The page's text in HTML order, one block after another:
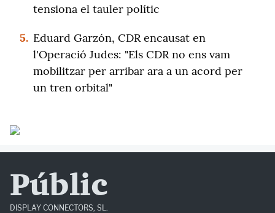
tensiona el tauler polític
5. Eduard Garzón, CDR encausat en
l'Operació Judes: "Els CDR no ens vam
mobilitzar per arribar ara a un acord per
un tren orbital"
Públic
DISPLAY CONNECTORS, SL.